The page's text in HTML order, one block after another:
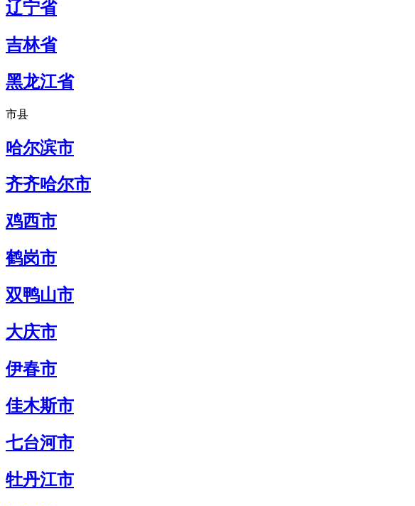
辽宁省
吉林省
黑龙江省
市县
哈尔滨市
齐齐哈尔市
鸡西市
鹤岗市
双鸭山市
大庆市
伊春市
佳木斯市
七台河市
牡丹江市